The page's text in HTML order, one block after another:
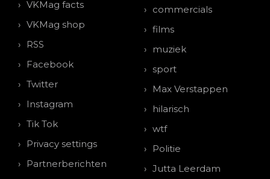
VKMag facts
VKMag shop
RSS
Facebook
Twitter
Instagram
Tik Tok
Privacy settings
Partnerberichten
commercials
films
muziek
sport
Max Verstappen
hilarisch
wtf
Politie
Jutta Leerdam